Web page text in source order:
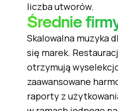
liczba utworów.
Średnie
Skalowalna muzyka
się marek.
otrzymują
zaawansowane
raporty z